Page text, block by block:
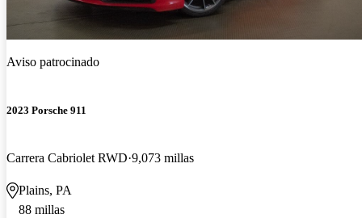
Aviso patrocinado
2023 Porsche 911
Carrera Cabriolet RWD 9,073 millas
Plains, PA
88 millas